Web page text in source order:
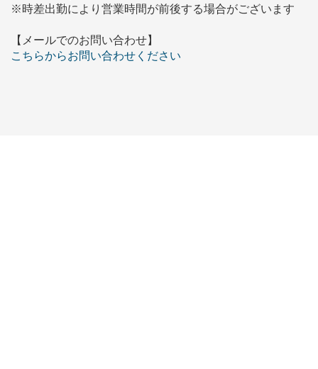
※時差出勤により営業時間が前後する場合がございます
【メールでのお問い合わせ】
こちらからお問い合わせください